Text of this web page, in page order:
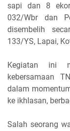
sapi dan 8
032/Wbr dan
disembelih
133/YS, Lapai,
Kegiatan ini
kebersamaan
dalam
ke ikhlasan,
Salah seorang